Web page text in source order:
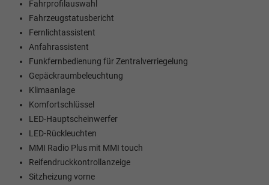
Fahrprofilauswahl
Fahrzeugstatusbericht
Fernlichtassistent
Anfahrassistent
Funkfernbedienung für Zentralverriegelung
Gepäckraumbeleuchtung
Klimaanlage
Komfortschlüssel
LED-Hauptscheinwerfer
LED-Rückleuchten
MMI Radio Plus mit MMI touch
Reifendruckkontrollanzeige
Sitzheizung vorne